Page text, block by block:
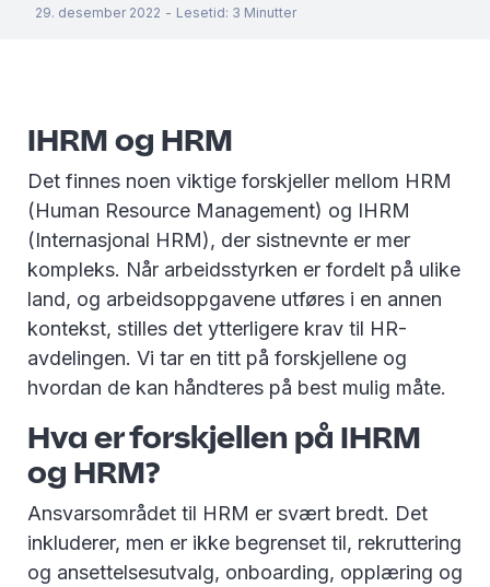
29. desember 2022 - Lesetid: 3 Minutter
IHRM og HRM
Det finnes noen viktige forskjeller mellom HRM
(Human Resource Management) og IHRM
(Internasjonal HRM), der sistnevnte er mer
kompleks. Når arbeidsstyrken er fordelt på ulike
land, og arbeidsoppgavene utføres i en annen
kontekst, stilles det ytterligere krav til HR-
avdelingen. Vi tar en titt på forskjellene og
hvordan de kan håndteres på best mulig måte.
Hva er forskjellen på IHRM
og HRM?
Ansvarsområdet til HRM er svært bredt. Det
inkluderer, men er ikke begrenset til, rekruttering
og ansettelsesutvalg, onboarding, opplæring og